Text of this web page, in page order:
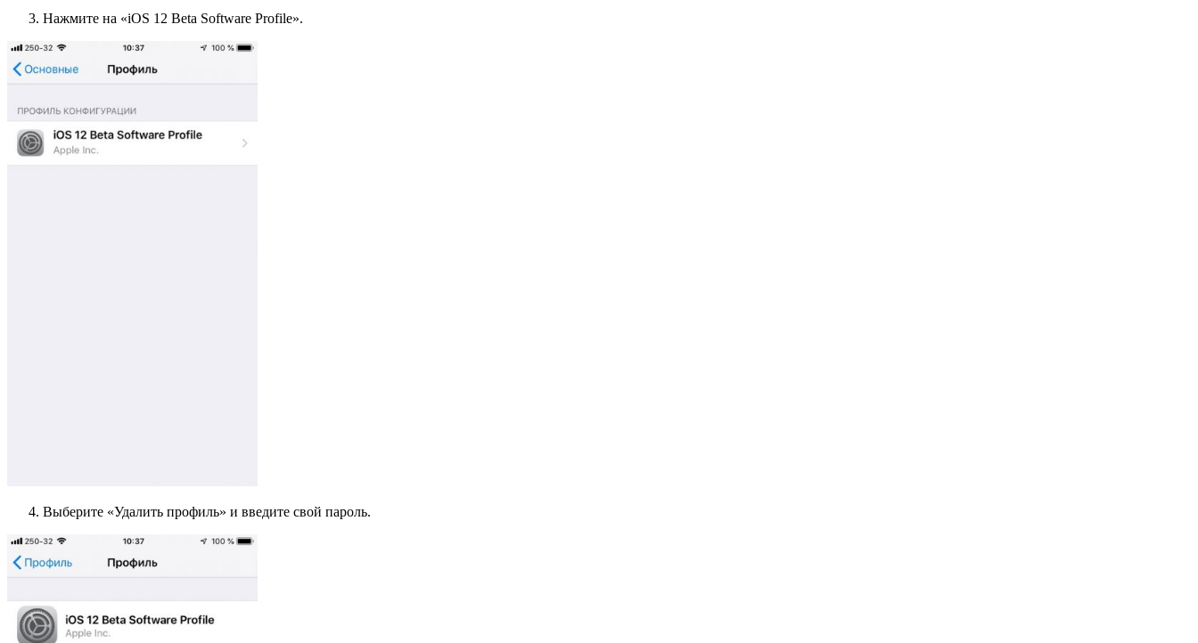
Нажмите на «iOS 12 Beta Software Profile».
Выберите «Удалить профиль» и введите свой пароль.